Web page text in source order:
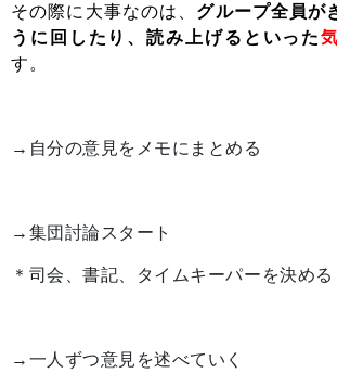
その際に大事なのは、 グループ全員が
うに回したり、読み上げるといった
す。
→自分の意見をメモにまとめる
→集団討論スタート
＊司会、書記、タイムキーパーを決める
→一人ずつ意見を述べていく